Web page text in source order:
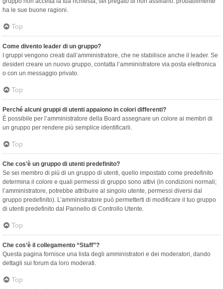
ha le sue buone ragioni.
Top
Come divento leader di un gruppo?
I gruppi vengono creati dall’amministratore, che ne stabilisce anche il leader. Se
desideri creare un nuovo gruppo, contatta l’amministratore via posta elettronica
o con un messaggio privato.
Top
Perché alcuni gruppi di utenti appaiono in colori differenti?
È possibile per l’amministratore della Board assegnare un colore ai membri di
un gruppo per rendere più semplice identificarli.
Top
Che cos’è un gruppo di utenti predefinito?
Se sei membro di più di un gruppo di utenti, quello impostato come predefinito
determina il colore e quali permessi di gruppo sono attivi (in condizioni normali;
l’amministratore, potrebbe attribuire al singolo utente, permessi diversi dal
gruppo predefinito). L’amministratore può permetterti di modificare il tuo gruppo
di utenti predefinito dal Pannello di Controllo Utente.
Top
Che cos’è il collegamento “Staff”?
Questa pagina fornisce una lista degli amministratori e dei moderatori, dando
dettagli sui forum da loro moderati.
Top